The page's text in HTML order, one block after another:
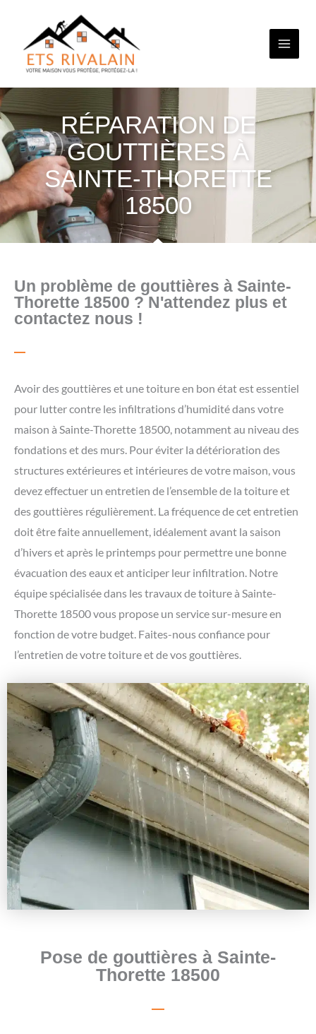
contenu
RÉPARATION DE
GOUTTIÈRES À
SAINTE-THORETTE
18500
Un problème de gouttières à Sainte-
Thorette 18500 ? N'attendez plus et
contactez nous !
Avoir des gouttières et une toiture en bon état est essentiel
pour lutter contre les infiltrations d’humidité dans votre
maison à Sainte-Thorette 18500, notamment au niveau des
fondations et des murs. Pour éviter la détérioration des
structures extérieures et intérieures de votre maison, vous
devez effectuer un entretien de l’ensemble de la toiture et
des gouttières régulièrement. La fréquence de cet entretien
doit être faite annuellement, idéalement avant la saison
d’hivers et après le printemps pour permettre une bonne
évacuation des eaux et anticiper leur infiltration. Notre
équipe spécialisée dans les travaux de toiture à Sainte-
Thorette 18500 vous propose un service sur-mesure en
fonction de votre budget. Faites-nous confiance pour
l’entretien de votre toiture et de vos gouttières.
Pose de gouttières à Sainte-
Thorette 18500